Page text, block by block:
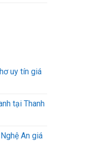
uy tín giá
tại Thanh
An giá